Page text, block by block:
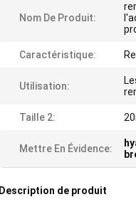
Nom De Produit:
Caractéristique:
Utilisation:
Taille 2:
Mettre En Évidence:
Description de produit